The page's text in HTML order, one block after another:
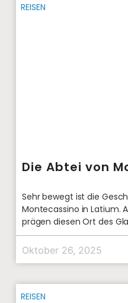
REISEN
Die Abtei von
Sehr bewegt ist die
Montecassino in Latium.
prägen diesen Ort des
Oktober 26, 2025
REISEN